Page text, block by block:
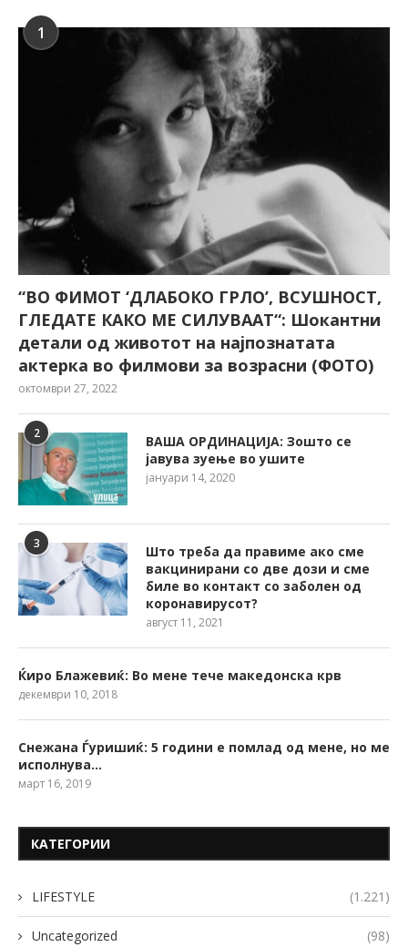
1
“ВО ФИМОТ ‘ДЛАБОКО ГРЛО’, ВСУШНОСТ,
ГЛЕДАТЕ КАКО МЕ СИЛУВААТ“: Шокантни
детали од животот на најпознатата
актерка во филмови за возрасни (ФОТО)
октомври 27, 2022
2
ВАША ОРДИНАЦИЈА: Зошто се
јавува зуење во ушите
јануари 14, 2020
3
Што треба да правиме ако сме
вакцинирани со две дози и сме
биле во контакт со заболен од
коронавирусот?
август 11, 2021
Ќиро Блажевиќ: Во мене тече македонска крв
декември 10, 2018
Снежана Ѓуришиќ: 5 години е помлад од мене, но ме
исполнува…
март 16, 2019
КАТЕГОРИИ
LIFESTYLE (1.221)
Uncategorized (98)